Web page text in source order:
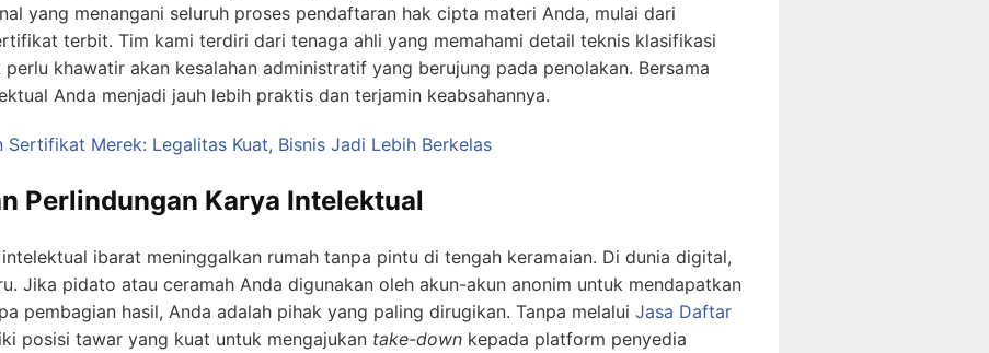
yang menangani seluruh proses pendaftaran hak cipta materi Anda, mulai dari
terbit. Tim kami terdiri dari tenaga ahli yang memahami detail teknis klasifikasi
khawatir akan kesalahan administratif yang berujung pada penolakan. Bersama
Anda menjadi jauh lebih praktis dan terjamin keabsahannya.
Sertifikat Merek: Legalitas Kuat, Bisnis Jadi Lebih Berkelas
Perlindungan Karya Intelektual
ibarat meninggalkan rumah tanpa pintu di tengah keramaian. Di dunia digital,
Jika pidato atau ceramah Anda digunakan oleh akun-akun anonim untuk mendapatkan
pembagian hasil, Anda adalah pihak yang paling dirugikan. Tanpa melalui Jasa Daftar
posisi tawar yang kuat untuk mengajukan take-down kepada platform penyedia